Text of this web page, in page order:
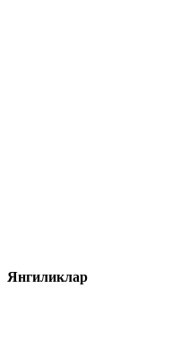
Янгиликлар